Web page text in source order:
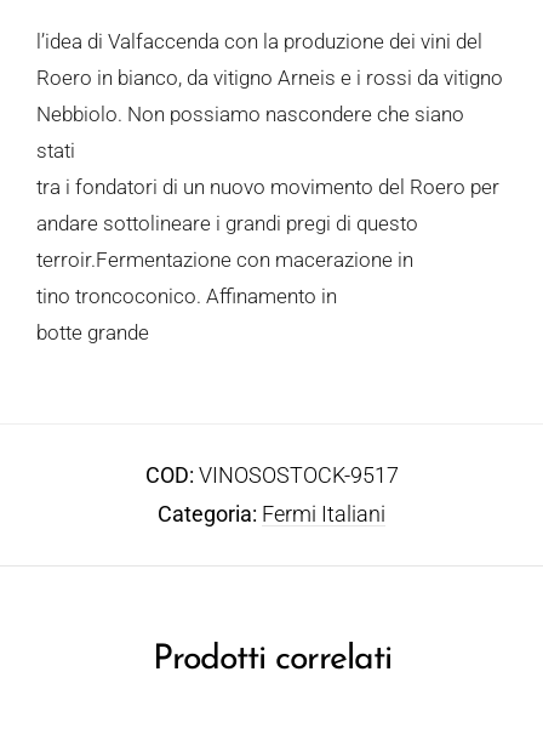
l’idea di Valfaccenda con la produzione dei vini del
Roero in bianco, da vitigno Arneis e i rossi da vitigno
Nebbiolo. Non possiamo nascondere che siano
stati
tra i fondatori di un nuovo movimento del Roero per
andare sottolineare i grandi pregi di questo
terroir.Fermentazione con macerazione in
tino troncoconico. Affinamento in
botte grande
COD: VINOSOSTOCK-9517
Categoria: Fermi Italiani
Prodotti correlati